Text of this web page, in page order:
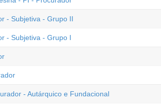
- Subjetiva - Grupo II
- Subjetiva - Grupo I
- Autárquico e Fundacional